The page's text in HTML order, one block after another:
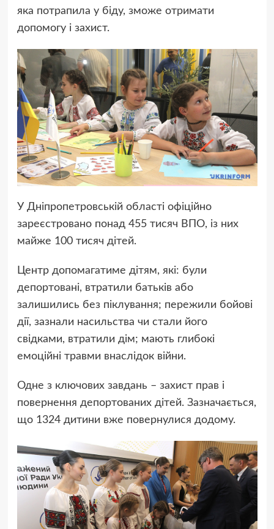
яка потрапила у біду, зможе отримати
допомогу і захист.
У Дніпропетровській області офіційно
зареєстровано понад 455 тисяч ВПО, із них
майже 100 тисяч дітей.
Центр допомагатиме дітям, які: були
депортовані, втратили батьків або
залишились без піклування; пережили бойові
дії, зазнали насильства чи стали його
свідками, втратили дім; мають глибокі
емоційні травми внаслідок війни.
Одне з ключових завдань – захист прав і
повернення депортованих дітей. Зазначається,
що 1324 дитини вже повернулися додому.